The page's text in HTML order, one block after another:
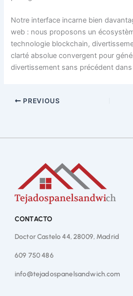
Notre interface incarne bien
web : nous proposons un
technologie blockchain,
clarté absolue convergent pour
divertissement sans précédent dans
PREVIOUS
CONTACTO
Doctor Castelo 44, 28009, Madrid
609 750 486
info@tejadospanelsandwich.com